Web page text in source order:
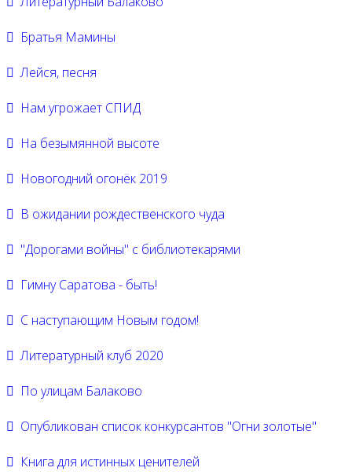
Братья Мамины
Лейся, песня
Нам угрожает СПИД
На безымянной высоте
Новогодний огонёк 2019
В ожидании рождественского чуда
"Дорогами войны" с библиотекарями
Гимну Саратова - быть!
С наступающим Новым годом!
Литературный клуб 2020
По улицам Балаково
Опубликован список конкурсантов "Огни золотые"
Книга для истинных ценителей